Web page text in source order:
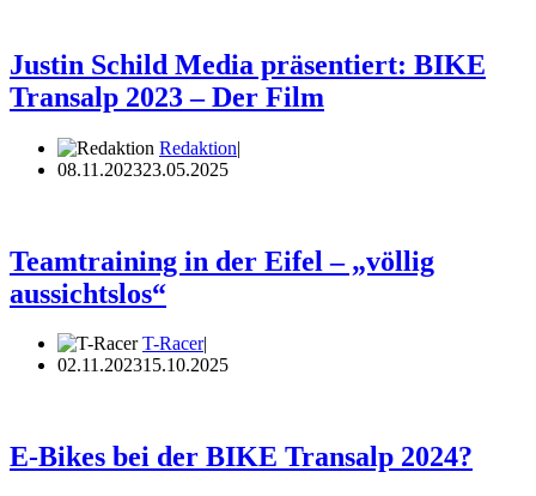
Justin Schild Media präsentiert: BIKE
Transalp 2023 – Der Film
Redaktion
08.11.202323.05.2025
Teamtraining in der Eifel – „völlig
aussichtslos“
T-Racer
02.11.202315.10.2025
E-Bikes bei der BIKE Transalp 2024?